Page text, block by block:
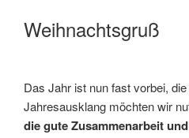
Weihnachtsgruß
Das Jahr ist nun fast vorbei,
Jahresausklang möchten wir
die gute Zusammenarbeit